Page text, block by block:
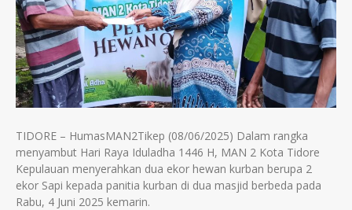
TIDORE – HumasMAN2Tikep (08/06/2025) Dalam rangka
menyambut Hari Raya Iduladha 1446 H, MAN 2 Kota Tidore
Kepulauan menyerahkan dua ekor hewan kurban berupa 2
ekor Sapi kepada panitia kurban di dua masjid berbeda pada
Rabu, 4 Juni 2025 kemarin.